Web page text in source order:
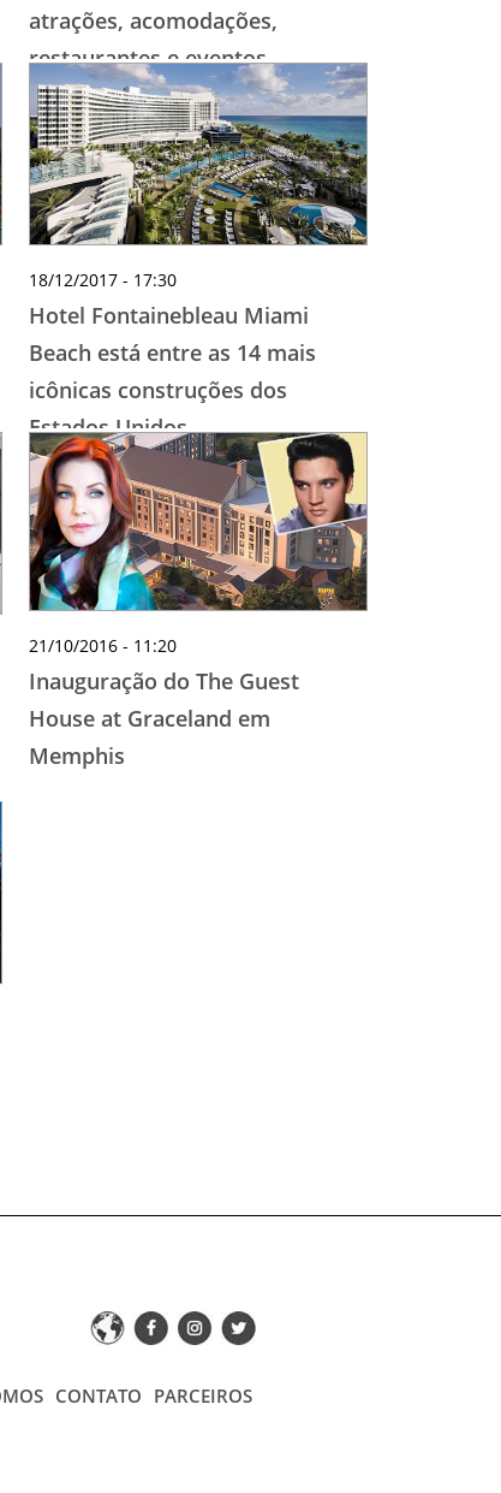
atrações, acomodações,
restaurantes e eventos
18/12/2017 - 17:30
Hotel Fontainebleau Miami
Beach está entre as 14 mais
icônicas construções dos
Estados Unidos
21/10/2016 - 11:20
Inauguração do The Guest
House at Graceland em
Memphis
PARCEIROS
CONTATO